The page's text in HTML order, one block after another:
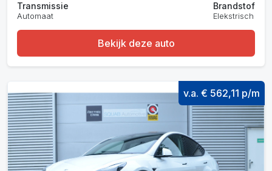
Transmissie
Automaat
Brandstof
Elekstrisch
Bekijk deze auto
v.a. € 562,11 p/m